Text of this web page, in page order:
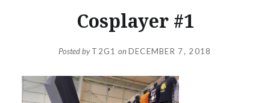
Cosplayer #1
Posted byT2G1 onDECEMBER 7, 2018